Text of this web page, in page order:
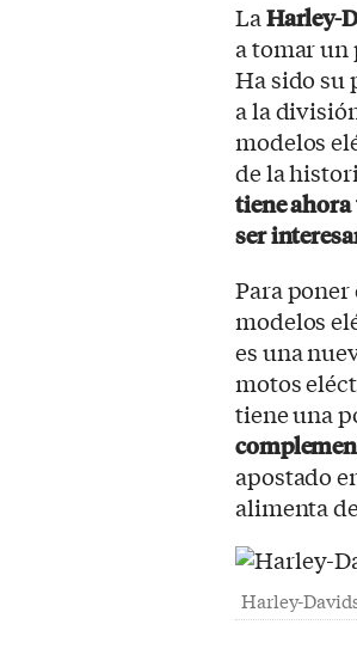
LaHarley-
a tomar un
Ha sido su
a la
modelos
de la
tiene ahora
ser
Para poner
modelos
es una
motos
tiene una
apostado
alimenta
Harley-